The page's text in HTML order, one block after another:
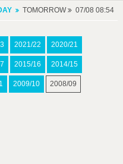
TOMORROW 07/08 08:54
2021/22 2020/21
2015/16 2014/15
2009/10 2008/09